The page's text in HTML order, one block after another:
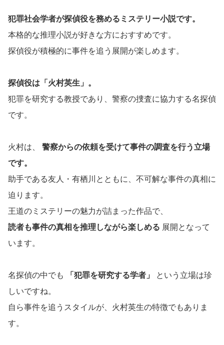
犯罪社会学者が探偵役を務めるミステリー小説です。
本格的な推理小説が好きな方におすすめです。
探偵役が積極的に事件を追う展開が楽しめます。
探偵役は「火村英生」。
犯罪を研究する教授であり、警察の捜査に協力する名探偵
です。
火村は、 警察からの依頼を受けて事件の調査を行う立場
です。
助手である友人・有栖川とともに、不可解な事件の真相に
迫ります。
王道のミステリーの魅力が詰まった作品で、
読者も事件の真相を推理しながら楽しめる 展開となって
います。
名探偵の中でも 「犯罪を研究する学者」
という立場は珍
しいですね。
自ら事件を追うスタイルが、火村英生の特徴でもありま
す。